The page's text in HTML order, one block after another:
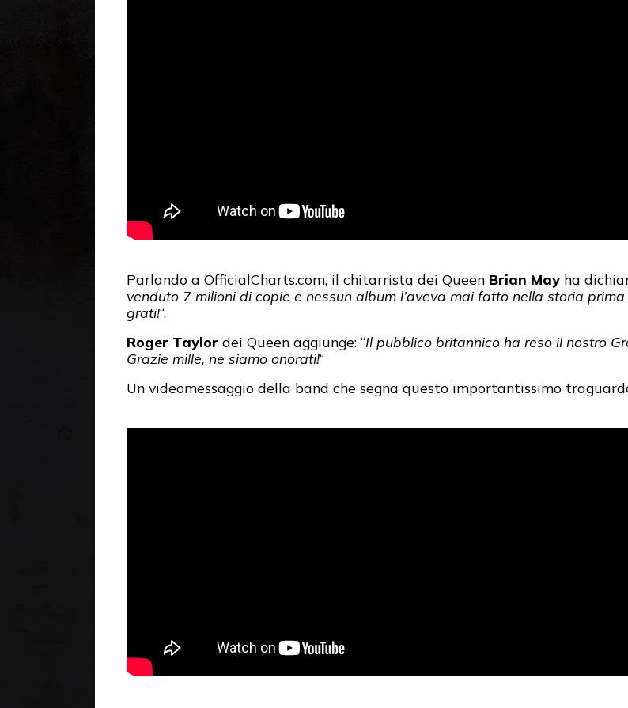
Parlando a OfficialCharts.com, il chitarrista dei Queen Brian May ha
venduto 7 milioni di copie e nessun album l’aveva mai fatto nella storia
grati!“.
Roger Taylor dei Queen aggiunge: “Il pubblico britannico ha reso il nostro
Grazie mille, ne siamo onorati!“
Un videomessaggio della band che segna questo importantissimo